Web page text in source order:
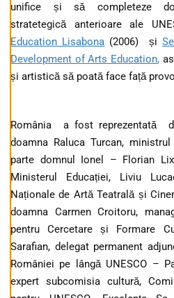
unifice și să completeze
stratetegică anterioare ale
Education Lisabona (2006) și
Development of Arts Education,
și artistică să poată face față
România a fost reprezentată
doamna Raluca Turcan,
parte domnul Ionel – Florian
Ministerul Educației, Liviu
Naționale de Artă Teatrală și
doamna Carmen Croitoru,
pentru Cercetare și Formare
Sarafian, delegat permanent
României pe lângă UNESCO –
expert subcomisia cultură,